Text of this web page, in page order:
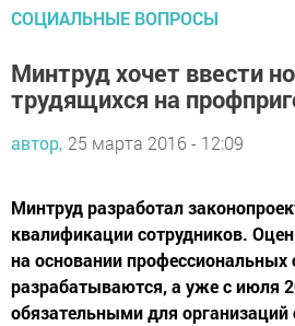
СОЦИАЛЬНЫЕ ВОПРОСЫ
Минтруд хочет ввести
трудящихся на
автор, 25 марта 2016 - 12:09
Минтруд разработал
квалификации сотрудников.
на основании профессиональных
разрабатываются, а уже с июля
обязательными для